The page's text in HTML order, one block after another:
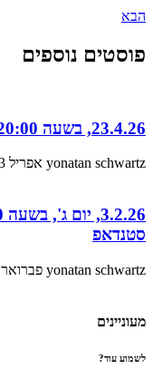
הבא
פוסטים נוספים
23.4.26, בשעה 20:00 – רביעיית הסקסופונים של תל אביב
yonatan schwartz אפריל 23, 2026
סטנדאפ
yonatan schwartz פברואר 1, 2026
מעוניינים
לשמוע עוד?